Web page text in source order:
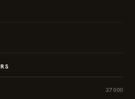
37 000